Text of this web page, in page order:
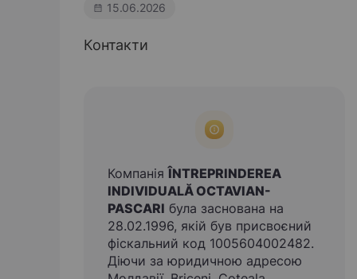
15.06.2026
Контакти
КомпаніяÎNTREPRINDEREA
INDIVIDUALĂ OCTAVIAN-
PASCARI була заснована на
28.02.1996, якій був присвоєний
фіскальний код 1005604002482.
Діючи за юридичною адресою